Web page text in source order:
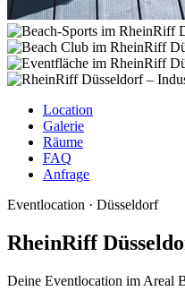
Location
Galerie
Räume
FAQ
Anfrage
Eventlocation · Düsseldorf
RheinRiff
Deine Eventlocation im Areal